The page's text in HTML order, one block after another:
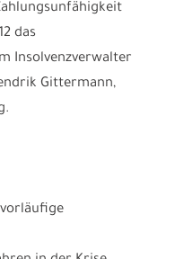
20459 Hamburg,
André
das
Insolvenzverwalter